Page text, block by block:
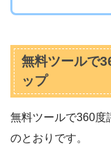
無料ツールで
ップ
無料ツールで360度
のとおりです。